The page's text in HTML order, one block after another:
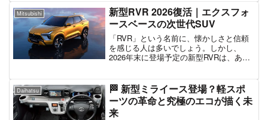
Mitsubishi
新型RVR 2026復活｜エクスフォ
ースベースの次世代SUV
「RVR」という名前に、懐かしさと信頼
を感じる人は多いでしょう。しかし、
2026年末に登場予定の新型RVRは、あな
シア等で先行発売され、その「圧倒的な
タフネスと先進性...
Daihatsu
🏁 新型ミライース登場？軽スポ
ーツの革命と究極のエコが描く未
来